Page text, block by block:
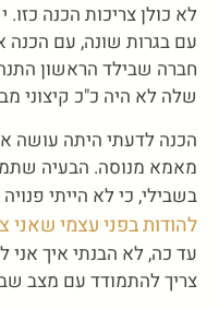
לא כולן צריכות הכנה
עם בגרות שונה, עם הכנה
חברה שבילד הראשון
שלה לא היה כ"כ קיצוני
הכנה לדעתי היתה עושה
מאמא מנוסה. הבעיה
בשבילי, כי לא הייתי
להודות בפני עצמי שאני
עד כה, לא הבנתי איך אני
צריך להתמודד עם מצב